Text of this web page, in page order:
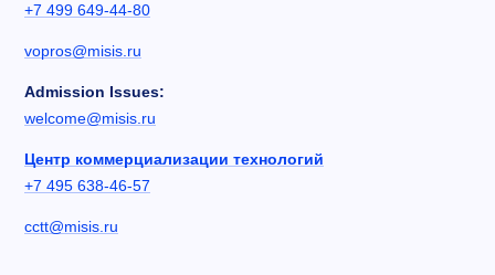
+7 499 649-44-80
vopros@misis.ru
Admission Issues:
welcome@misis.ru
Центр коммерциализации технологий
+7 495 638-46-57
cctt@misis.ru